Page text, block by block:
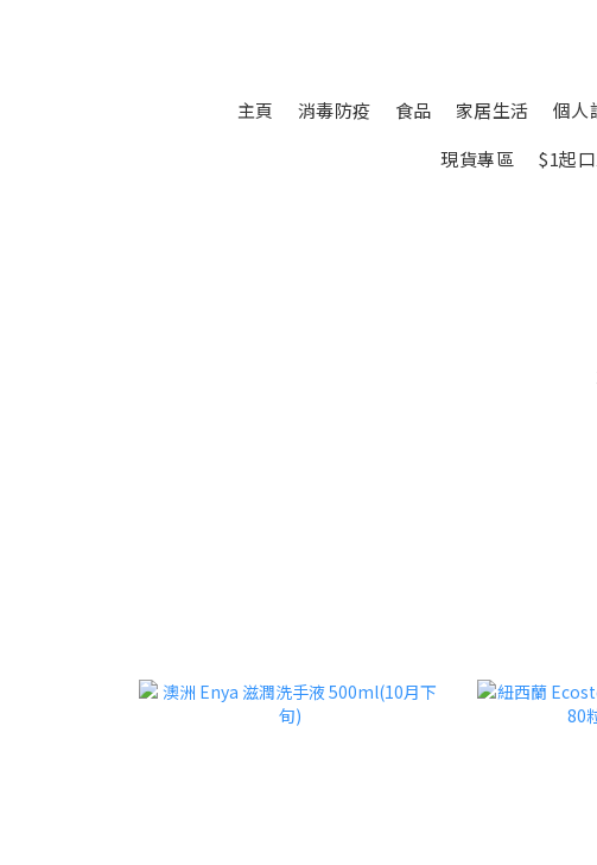
主頁 消毒防疫 食品 家居生活 個人
現貨專區
$1起